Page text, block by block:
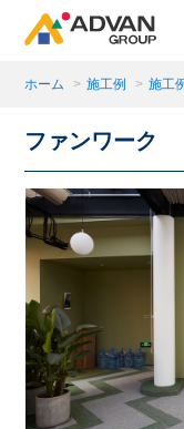
商品ページにある
商品がここに表示
ホーム > 施工例 > 施工
ファンワーク